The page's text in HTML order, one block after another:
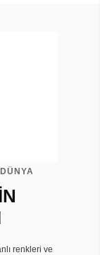
renkleri ve